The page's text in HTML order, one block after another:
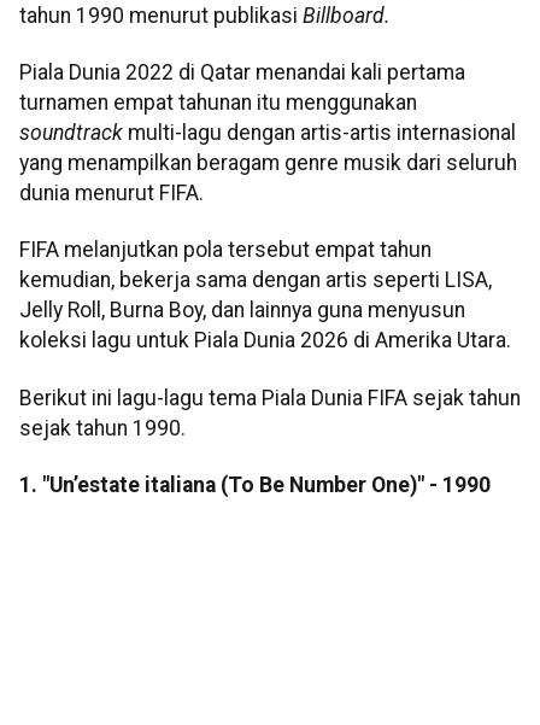
tahun 1990 menurut publikasi Billboard.
Piala Dunia 2022 di Qatar menandai kali pertama
turnamen empat tahunan itu menggunakan
soundtrack multi-lagu dengan artis-artis internasional
yang menampilkan beragam genre musik dari seluruh
dunia menurut FIFA.
FIFA melanjutkan pola tersebut empat tahun
kemudian, bekerja sama dengan artis seperti LISA,
Jelly Roll, Burna Boy, dan lainnya guna menyusun
koleksi lagu untuk Piala Dunia 2026 di Amerika Utara.
Berikut ini lagu-lagu tema Piala Dunia FIFA sejak tahun
sejak tahun 1990.
1. "Un’estate italiana (To Be Number One)" - 1990